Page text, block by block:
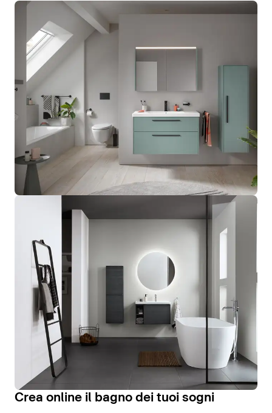
Crea online il bagno dei tuoi sogni